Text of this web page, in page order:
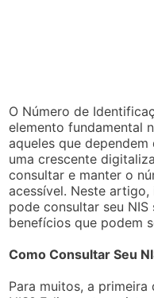
O Número de
elemento fundamental
aqueles que
uma crescente
consultar e manter o
acessível. Neste
pode consultar seu
benefícios que podem
Como Consultar Seu
Para muitos, a